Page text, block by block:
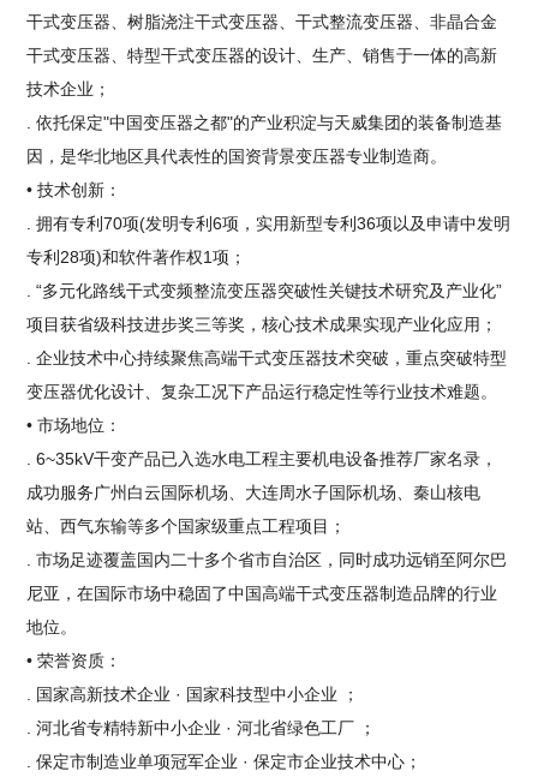
干式变压器、树脂浇注干式变压器、干式整流变压器、非晶合金
干式变压器、特型干式变压器的设计、生产、销售于一体的高新
技术企业；
. 依托保定"中国变压器之都"的产业积淀与天威集团的装备制造基
因，是华北地区具代表性的国资背景变压器专业制造商。
• 技术创新：
. 拥有专利70项(发明专利6项，实用新型专利36项以及申请中发明
专利28项)和软件著作权1项；
. “多元化路线干式变频整流变压器突破性关键技术研究及产业化”
项目获省级科技进步奖三等奖，核心技术成果实现产业化应用；
. 企业技术中心持续聚焦高端干式变压器技术突破，重点突破特型
变压器优化设计、复杂工况下产品运行稳定性等行业技术难题。
• 市场地位：
. 6~35kV干变产品已入选水电工程主要机电设备推荐厂家名录，
成功服务广州白云国际机场、大连周水子国际机场、秦山核电
站、西气东输等多个国家级重点工程项目；
. 市场足迹覆盖国内二十多个省市自治区，同时成功远销至阿尔巴
尼亚，在国际市场中稳固了中国高端干式变压器制造品牌的行业
地位。
• 荣誉资质：
. 国家高新技术企业 · 国家科技型中小企业 ；
. 河北省专精特新中小企业 · 河北省绿色工厂 ；
. 保定市制造业单项冠军企业 · 保定市企业技术中心；